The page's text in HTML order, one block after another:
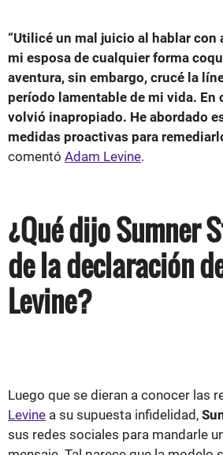
“Utilicé un mal juicio al hablar con
mi esposa de cualquier forma
aventura, sin embargo, crucé la
período lamentable de mi vida. En
volvió inapropiado. He abordado
medidas proactivas para
comentó Adam Levine.
¿Qué dijo Sumner
de la declaración
Levine?
Luego que se dieran a conocer las
Levine a su supuesta infidelidad,
sus redes sociales para mandarle